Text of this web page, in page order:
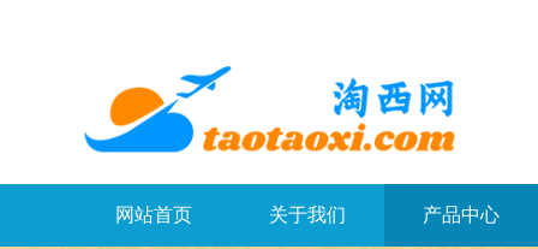
网站首页 关于我们 产品中心